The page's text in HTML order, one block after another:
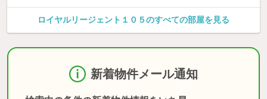
ロイヤルリージェント１０５のすべての部屋を見る
新着物件メール通知